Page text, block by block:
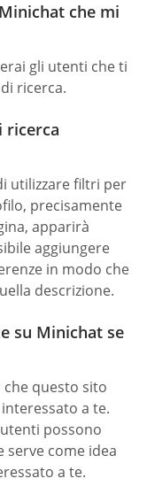
che mi
gli utenti che ti
ricerca.
ricerca
utilizzare filtri per
precisamente
apparirà
aggiungere
in modo che
descrizione.
su Minichat se
questo sito
a te.
possono
serve come idea
a te.